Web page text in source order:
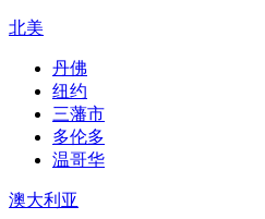
北美
丹佛
纽约
三藩市
多伦多
温哥华
澳大利亚